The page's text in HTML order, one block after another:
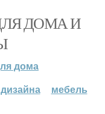
ДОМА И
дома
мебель